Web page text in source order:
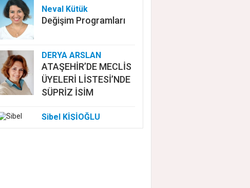
Neval Kütük
Değişim Programları
DERYA ARSLAN
ATAŞEHİR’DE MECLİS
ÜYELERİ LİSTESİ’NDE
SÜPRİZ İSİM
Sibel KİŞİOĞLU
EUROVISION'DA